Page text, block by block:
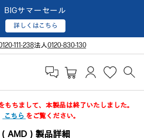
BIGサマーセール
詳しくはこちら
111-238法人0120-830-130
もちまして、本製品は終了いたしました。
こちら をご覧ください。
AMD）製品詳細